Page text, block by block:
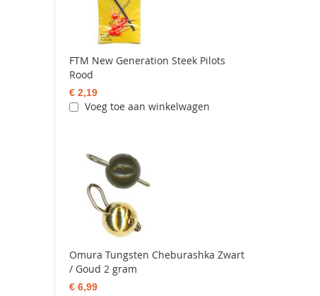
FTM New Generation Steek Pilots
Rood
€ 2,19
Voeg toe aan winkelwagen
Omura Tungsten Cheburashka Zwart
/ Goud 2 gram
€ 6,99